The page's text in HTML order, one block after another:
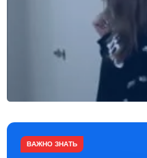
ВАЖНО ЗНАТЬ